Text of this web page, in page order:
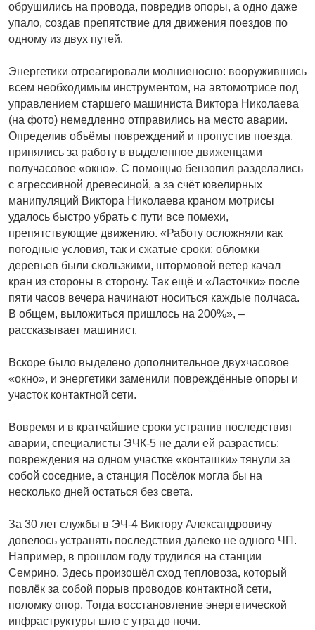
обрушились на провода, повредив опоры, а одно даже
упало, создав препятствие для движения поездов по
одному из двух путей.
Энергетики отреагировали молниеносно: вооружившись
всем необходимым инст­рументом, на автомотрисе под
управлением старшего машиниста Виктора Николаева
(на фото) немедленно отправились на место аварии.
Определив объёмы повреждений и пропустив поезда,
принялись за работу в выделенное движенцами
получасовое «окно». С помощью бензопил разделались
с агрессивной древесиной, а за счёт ювелирных
манипуляций Виктора Николаева краном мотрисы
удалось быстро убрать с пути все помехи,
препятствующие движению. «Работу осложняли как
погодные условия, так и сжатые сроки: обломки
деревьев были скользкими, штормовой ветер качал
кран из стороны в сторону. Так ещё и «Лас­точки» после
пяти часов вечера начинают носиться каждые полчаса.
В общем, выложиться пришлось на 200%», –
рассказывает машинист.
Вскоре было выделено дополнительное двухчасовое
«окно», и энергетики заменили повреждённые опоры и
участок контактной сети.
Вовремя и в кратчайшие сроки устранив последст­вия
аварии, специалисты ЭЧК-5 не дали ей разрастись:
повреждения на одном участке «конташки» тянули за
собой соседние, а станция Посёлок могла бы на
несколько дней остаться без света.
За 30 лет службы в ЭЧ-4 Виктору Александровичу
довелось устранять последствия далеко не одного ЧП.
Например, в прошлом году трудился на станции
Семрино. Здесь произошёл сход тепловоза, который
повлёк за собой порыв проводов контактной сети,
поломку опор. Тогда восстановление энергетической
инфраструктуры шло с утра до ночи.